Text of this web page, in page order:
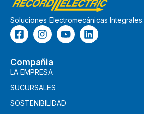
Soluciones Electromecánicas Integrales.
Compañia
LA EMPRESA
SUCURSALES
SOSTENIBILIDAD